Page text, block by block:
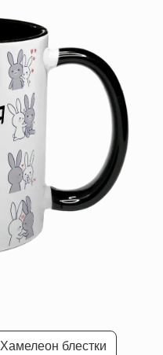
Хамелеон блестки